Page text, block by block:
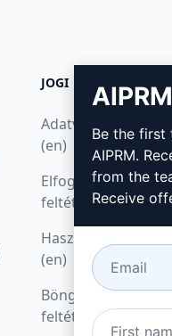
JOGI
Adatvédelmi
(en)
Elfogadható
feltételek (en)
Használati feltételek
(en)
Böngésző
feltételei (en)
Be the first
AIPRM.
from the
Receive